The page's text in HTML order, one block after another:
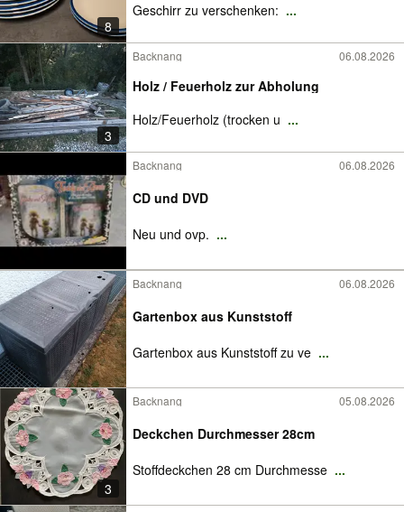
8
Geschirr zu verschenken: ...
3
Backnang 06.08.2026
Holz / Feuerholz zur Abholung
Holz/Feuerholz (trocken u ...
Backnang 06.08.2026
CD und DVD
Neu und ovp. ...
Backnang 06.08.2026
Gartenbox aus Kunststoff
Gartenbox aus Kunststoff zu ve ...
3
Backnang 05.08.2026
Deckchen Durchmesser 28cm
Stoffdeckchen 28 cm Durchmesse ...